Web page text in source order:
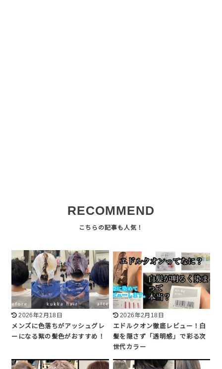
RECOMMEND
2026年2月18日
メンズに色落ちがアッシュグレ
ーになる紫の髪色がおすすめ！
2026年2月18日
エドルクオン徹底レビュー！白
髪を隠さず「透明感」で彩る次
世代カラー